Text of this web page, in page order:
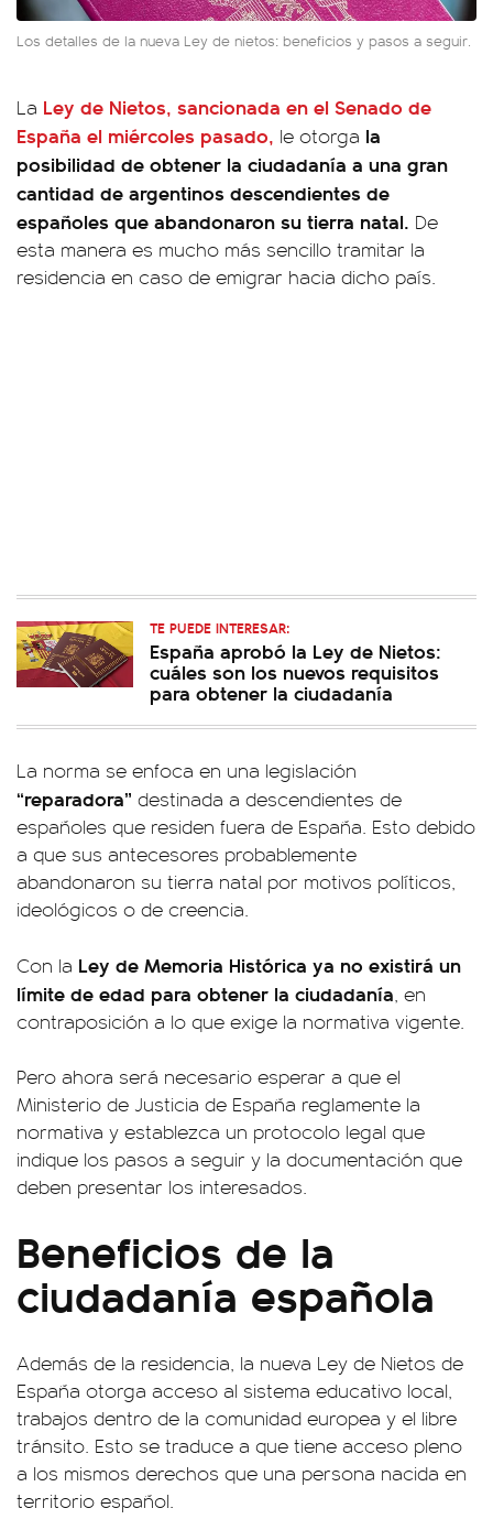
Los detalles de la nueva Ley de nietos: beneficios y pasos a seguir.
La Ley de Nietos, sancionada en el Senado de
España el miércoles pasado, le otorga la
posibilidad de obtener la ciudadanía a una gran
cantidad de argentinos descendientes de
españoles que abandonaron su tierra natal. De
esta manera es mucho más sencillo tramitar la
residencia en caso de emigrar hacia dicho país.
TE PUEDE INTERESAR:
España aprobó la Ley de Nietos:
cuáles son los nuevos requisitos
para obtener la ciudadanía
La norma se enfoca en una legislación
“reparadora” destinada a descendientes de
españoles que residen fuera de España. Esto debido
a que sus antecesores probablemente
abandonaron su tierra natal por motivos políticos,
ideológicos o de creencia.
Con la Ley de Memoria Histórica ya no existirá un
límite de edad para obtener la ciudadanía, en
contraposición a lo que exige la normativa vigente.
Pero ahora será necesario esperar a que el
Ministerio de Justicia de España reglamente la
normativa y establezca un protocolo legal que
indique los pasos a seguir y la documentación que
deben presentar los interesados.
Beneficios de la
ciudadanía española
Además de la residencia, la nueva Ley de Nietos de
España otorga acceso al sistema educativo local,
trabajos dentro de la comunidad europea y el libre
tránsito. Esto se traduce a que tiene acceso pleno
a los mismos derechos que una persona nacida en
territorio español.